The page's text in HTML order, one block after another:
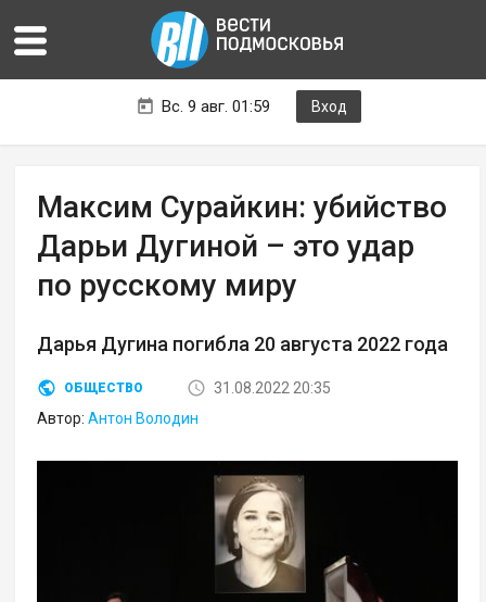
Вс. 9 авг. 01:59 Вход
Максим Сурайкин: убийство
Дарьи Дугиной – это удар
по русскому миру
Дарья Дугина погибла 20 августа 2022 года
ОБЩЕСТВО
31.08.2022 20:35
Автор:Антон Володин